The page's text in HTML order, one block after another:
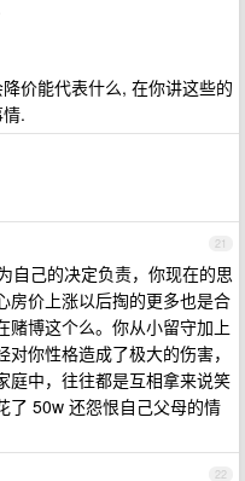
价能代表什么, 在你讲这些的
.
21
自己的决定负责，你现在的思
房价上涨以后掏的更多也是合
赌博这个么。你从小留守加上
你性格造成了极大的伤害，
庭中，往往都是互相拿来说笑
了 50w 还怨恨自己父母的情
22